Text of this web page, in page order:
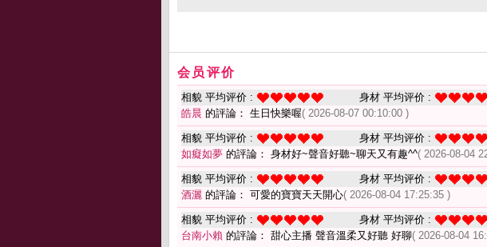
会员评价
相貌 平均评价 : 身材 平均评价 :
皓晨 的評論： 生日快樂喔( 2026-08-07 00:10:00 )
相貌 平均评价 : 身材 平均评价 :
如癡如夢 的評論： 身材好~聲音好聽~聊天又有趣^^( 2026-08-04
相貌 平均评价 : 身材 平均评价 :
酒灑 的評論： 可愛的寶寶天天開心( 2026-08-04 17:25:35 )
相貌 平均评价 : 身材 平均评价 :
台南小賴 的評論： 甜心主播 聲音溫柔又好聽 好聊( 2026-08-04